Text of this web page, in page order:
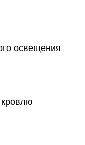
освещения